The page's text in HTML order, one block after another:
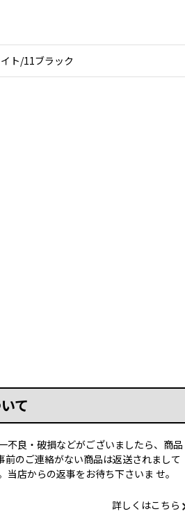
ト/11ブラック
て
不良・破損などがございましたら、商品
のご連絡がない商品は返送されまして
店からの返事をお待ち下さいま せ。
詳しくはこちら